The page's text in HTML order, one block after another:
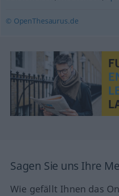
© OpenThesaurus.de
Sagen Sie uns Ihre
Wie gefällt Ihnen das